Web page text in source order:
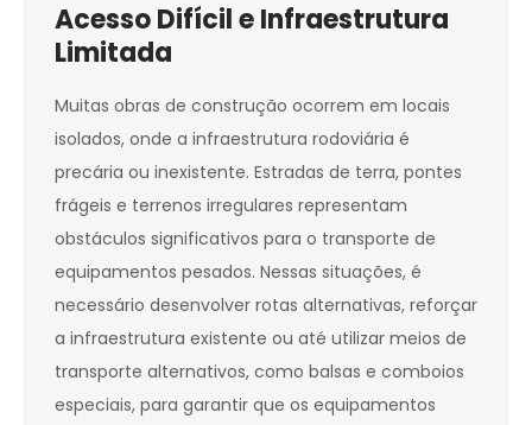
Acesso Difícil e Infraestrutura
Limitada
Muitas obras de construção ocorrem em locais
isolados, onde a infraestrutura rodoviária é
precária ou inexistente. Estradas de terra, pontes
frágeis e terrenos irregulares representam
obstáculos significativos para o transporte de
equipamentos pesados. Nessas situações, é
necessário desenvolver rotas alternativas, reforçar
a infraestrutura existente ou até utilizar meios de
transporte alternativos, como balsas e comboios
especiais, para garantir que os equipamentos